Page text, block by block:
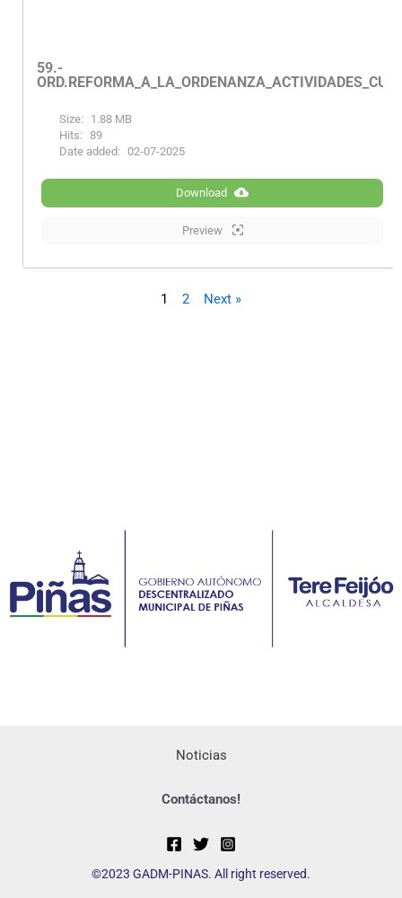
59.-
Size:
1.88 MB
Hits: 89
Date added: 02-07-2025
Download
Preview
1 2 Next »
Noticias
Contáctanos!
©2023 GADM-PINAS. All right reserved.